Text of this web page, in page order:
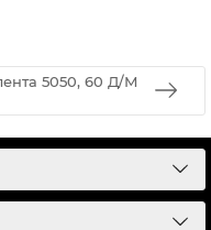
5050, 60 Д/М